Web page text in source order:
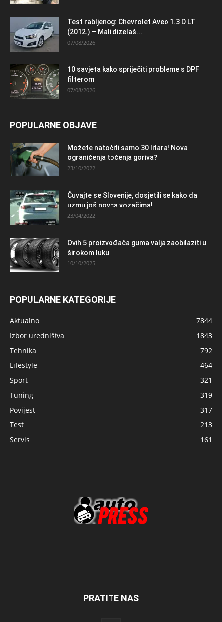
Test rabljenog: Chevrolet Aveo 1.3 D LT
(2012.) – Mali dizelaš...
07/08/2026
10 savjeta kako spriječiti probleme s DPF
filterom
07/08/2026
POPULARNE OBJAVE
Možete natočiti samo 30 litara! Nova
ograničenja točenja goriva?
23/10/2022
Čuvajte se Slovenije, dosjetili se kako da
uzmu još novca vozačima!
23/04/2022
Ovih 5 proizvođača guma valja zaobilaziti u
širokom luku
10/10/2025
POPULARNE KATEGORIJE
Aktualno
7844
Izbor uredništva
1843
Tehnika
792
Lifestyle
464
Sport
321
Tuning
319
Povijest
317
Test
213
Servis
161
PRATITE NAS